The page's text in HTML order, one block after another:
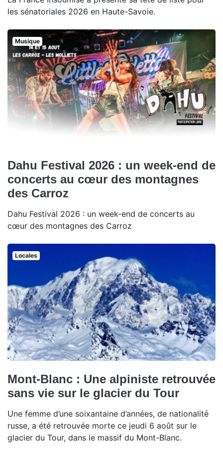
les sénatoriales 2026 en Haute-Savoie.
Musique
Dahu Festival 2026 : un week-end de
concerts au cœur des montagnes
des Carroz
Dahu Festival 2026 : un week-end de concerts au
cœur des montagnes des Carroz
Locales
Mont-Blanc : Une alpiniste retrouvée
sans vie sur le glacier du Tour
Une femme d’une soixantaine d’années, de nationalité
russe, a été retrouvée morte ce jeudi 6 août sur le
glacier du Tour, dans le massif du Mont-Blanc.